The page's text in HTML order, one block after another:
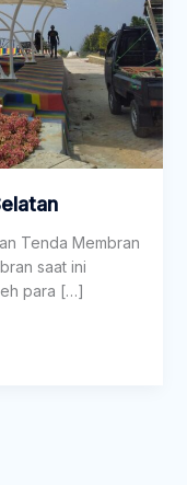
Tenda Membran
saat ini
para […]